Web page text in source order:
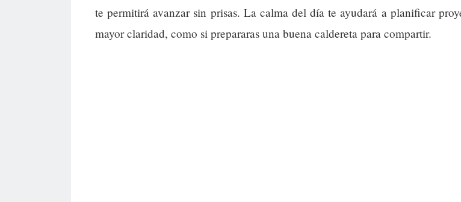
te permitirá avanzar sin prisas. La calma del día te ayudará a planificar
mayor claridad, como si prepararas una buena caldereta para compartir.